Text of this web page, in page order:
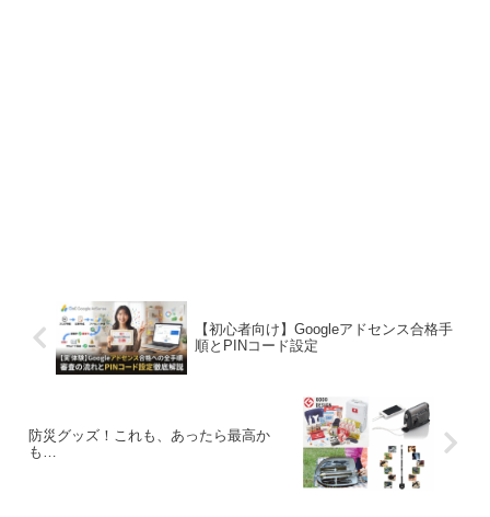
【初心者向け】Googleアドセンス合格手
順とPINコード設定
防災グッズ！これも、あったら最高か
も…